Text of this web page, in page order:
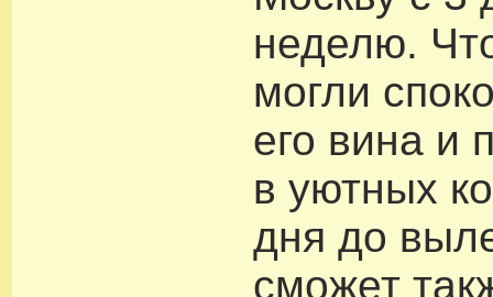
неделю.
могли
его вина и
в уютных
дня до
сможет